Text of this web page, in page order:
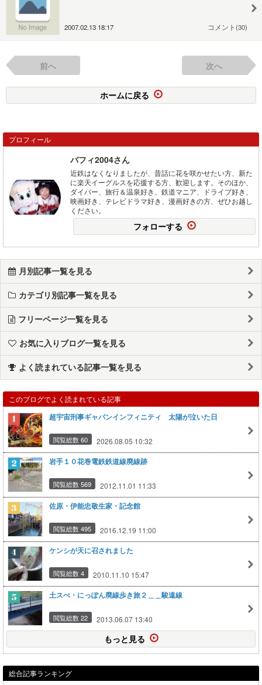
2007.02.13 18:17 コメント(30)
前へ 次へ
ホームに戻る
プロフィール
バフィ2004さん
近鉄はなくなりましたが、昔話に花を咲かせたい方、新た
に楽天イーグルスを応援する方、歓迎します。そのほか、
ダイバー、旅行＆温泉好き、鉄道マニア、ドライブ好き、
映画好き、テレビドラマ好き、漫画好きの方、ぜひお越し
ください。
フォローする
月別記事一覧を見る
カテゴリ別記事一覧を見る
フリーページ一覧を見る
お気に入りブログ一覧を見る
よく読まれている記事一覧を見る
このブログでよく読まれている記事
超宇宙刑事ギャバンインフィニティ 太陽が泣いた日
閲覧総数 60 2026.08.05 10:32
岩手１０花巻電鉄鉄道線廃線跡
閲覧総数 569 2012.11.01 11:33
佐原・伊能忠敬生家・記念館
閲覧総数 495 2016.12.19 11:00
ケンシが天に召されました
閲覧総数 4 2010.11.10 15:47
土スぺ・にっぽん廃線歩き旅２＿＿駿遠線
閲覧総数 22 2013.06.07 13:40
もっと見る
総合記事ランキング